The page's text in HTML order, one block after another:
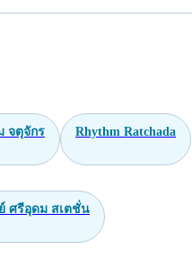
จตุจักร Rhythm Ratchada
ศรีอุดม สเตชั่น